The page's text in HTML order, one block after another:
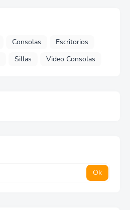
Consolas
Escritorios
Sillas Video Consolas